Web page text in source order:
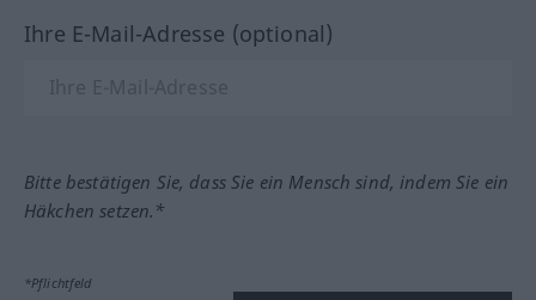
Ihre E-Mail-Adresse (optional)
Bitte bestätigen Sie, dass Sie ein Mensch sind, indem Sie ein
Häkchen setzen.*
*Pflichtfeld